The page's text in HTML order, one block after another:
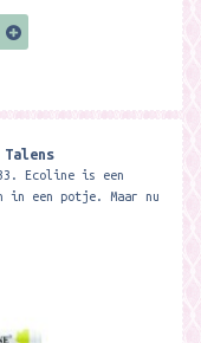
Ecoline is een
in een potje. Maar nu